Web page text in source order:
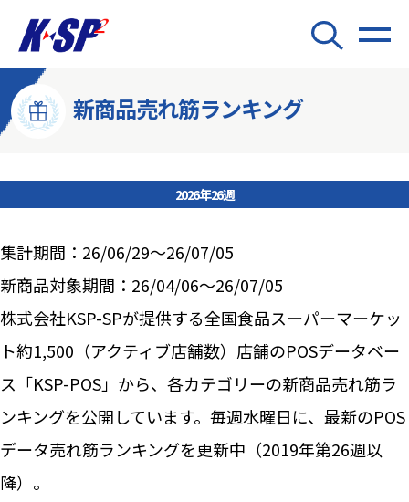
新商品売れ筋ランキング
2026年26週
集計期間：26/06/29～26/07/05
新商品対象期間：26/04/06～26/07/05
株式会社KSP-SPが提供する全国食品スーパーマーケッ
ト約1,500（アクティブ店舗数）店舗のPOSデータベー
ス「KSP-POS」から、各カテゴリーの新商品売れ筋ラ
ンキングを公開しています。毎週水曜日に、最新のPOS
データ売れ筋ランキングを更新中（2019年第26週以
降）。